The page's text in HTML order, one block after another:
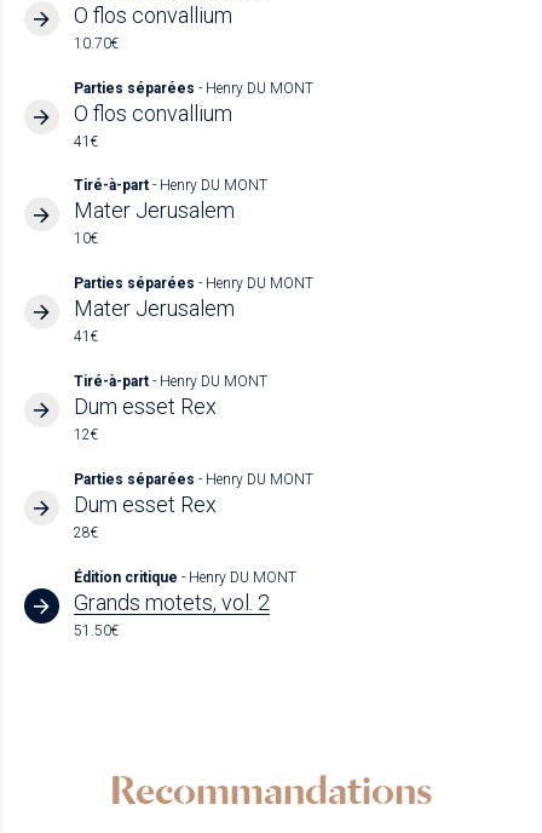
O flos convallium
10.70€
Parties séparées - Henry DU MONT
O flos convallium
41€
Tiré-à-part - Henry DU MONT
Mater Jerusalem
10€
Parties séparées - Henry DU MONT
Mater Jerusalem
41€
Tiré-à-part - Henry DU MONT
Dum esset Rex
12€
Parties séparées - Henry DU MONT
Dum esset Rex
28€
Édition critique - Henry DU MONT
Grands motets, vol. 2
51.50€
Recommandations